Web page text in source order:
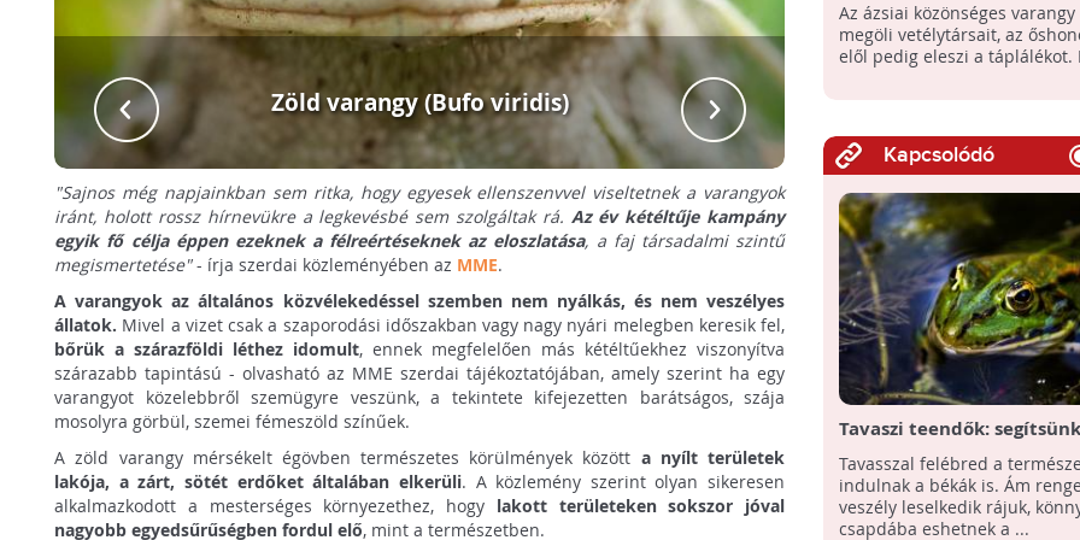
Zöld varangy (Bufo viridis)
"Sajnos még napjainkban sem ritka, hogy egyesek ellenszenvvel viseltetnek a varangyok
iránt, holott rossz hírnevükre a legkevésbé sem szolgáltak rá. Az év kétéltűje kampány
egyik fő célja éppen ezeknek a félreértéseknek az eloszlatása, a faj társadalmi szintű
megismertetése"- írja szerdai közleményében az MME.
A varangyok az általános közvélekedéssel szemben nem nyálkás, és nem veszélyes
állatok. Mivel a vizet csak a szaporodási időszakban vagy nagy nyári melegben keresik fel,
bőrük a szárazföldi léthez idomult, ennek megfelelően más kétéltűekhez viszonyítva
szárazabb tapintású - olvasható az MME szerdai tájékoztatójában, amely szerint ha egy
varangyot közelebbről szemügyre veszünk, a tekintete kifejezetten barátságos, szája
mosolyra görbül, szemei fémeszöld színűek.
A zöld varangy mérsékelt égövben természetes körülmények között a nyílt területek
lakója, a zárt, sötét erdőket általában elkerüli. A közlemény szerint olyan sikeresen
alkalmazkodott a mesterséges környezethez, hogy lakott területeken sokszor jóval
nagyobb egyedsűrűségben fordul elő, mint a természetben.
állatvilágát
Az ázsiai közönséges
megöli vetélytársait, az
elől pedig eleszi a táplálékot.
Kapcsolódó
Tavaszi teendők:
csapdába esett békáknak!
Tavasszal felébred a
indulnak a békák is. Ám
veszély leselkedik rájuk,
csapdába eshetnek a ...